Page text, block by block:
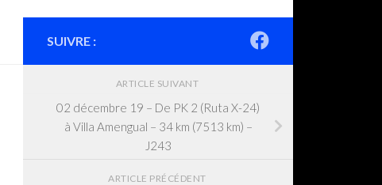
SUIVRE :
ARTICLE SUIVANT
02 décembre 19 – De PK 2 (Ruta X-24)
à Villa Amengual – 34 km (7513 km) –
J243
ARTICLE PRÉCÉDENT